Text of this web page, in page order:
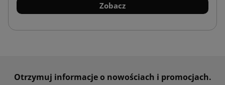
Zobacz
Otrzymuj informacje o nowościach i promocjach.